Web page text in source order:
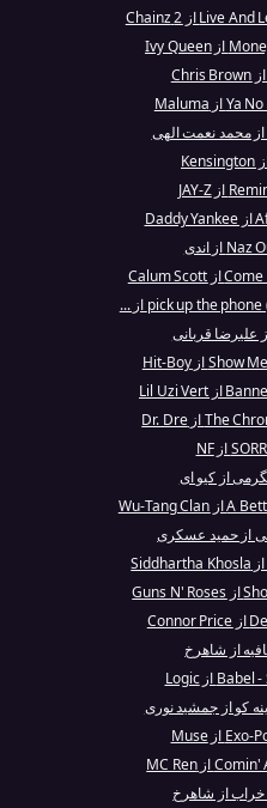
از محمد نعمت الهی
علیرضا قربانی
از کیو ای
از حمید عسکری
از شاهرخ
کو از جمشید نوری
خراب از شاهرخ